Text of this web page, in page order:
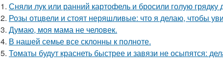
1. Сняли лук или ранний картофель и бросили голую грядку
2. Розы отцвели и стоят неряшливые: что я делаю, чтобы
3. Думаю, моя мама не человек.
4. В нашей семье все склонны к полноте.
5. Томаты будут краснеть быстрее и завязи не осыпятся: